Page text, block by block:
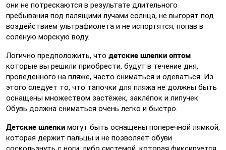
они не потрескаются в результате длительного
пребывания под палящими лучами солнца, не выгорят под
воздействием ультрафиолета и не испортятся, попав в
солёную морскую воду.
Логично предположить, что детские шлепки оптом
которые вы решили приобрести, будут в течение дня,
проведённого на пляже, часто сниматься и одеваться. Из
этого следует то, что тапочки для пляжа не должны быть
оснащены множеством застёжек, заклёпок и липучек.
Обувь должна сниматься очень легко и быстро.
Детские шлепки могут быть оснащены поперечной лямкой,
которая держит пальцы и не позволяет обуви